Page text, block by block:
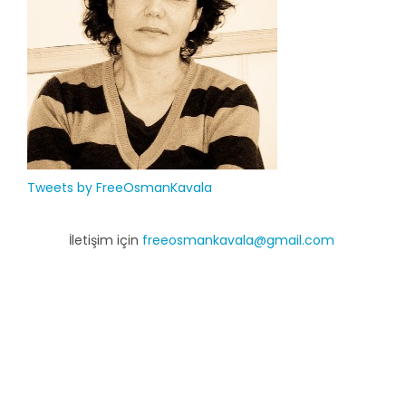
Tweets by FreeOsmanKavala
İletişim için freeosmankavala@gmail.com